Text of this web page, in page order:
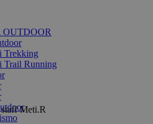
Trekking
Trail Running